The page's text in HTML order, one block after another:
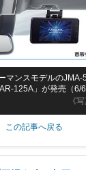
《
マンスモデルの
125A」が発売（6/6
この記事へ戻る